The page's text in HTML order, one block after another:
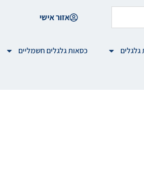
אזור אישי
גלגלים כסאות גלגלים חשמליים